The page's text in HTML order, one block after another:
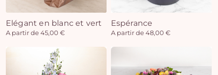
Elégant en blanc et vert
A partir de 45,00 €
Espérance
A partir de 48,00 €